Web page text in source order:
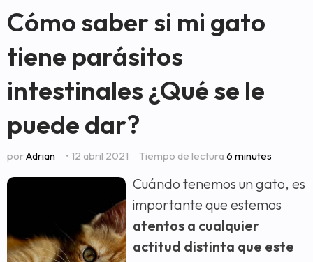
Cómo saber si mi gato
tiene parásitos
intestinales ¿Qué se le
puede dar?
porAdrian • 12 abril 2021 Tiempo de lectura 6 minutes
Cuándo tenemos un gato, es
importante que estemos
atentos a cualquier
actitud distinta que este